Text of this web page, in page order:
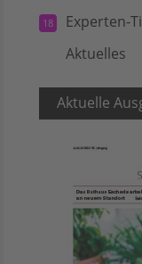
18 Experten-
Aktuelles
Aktuelle